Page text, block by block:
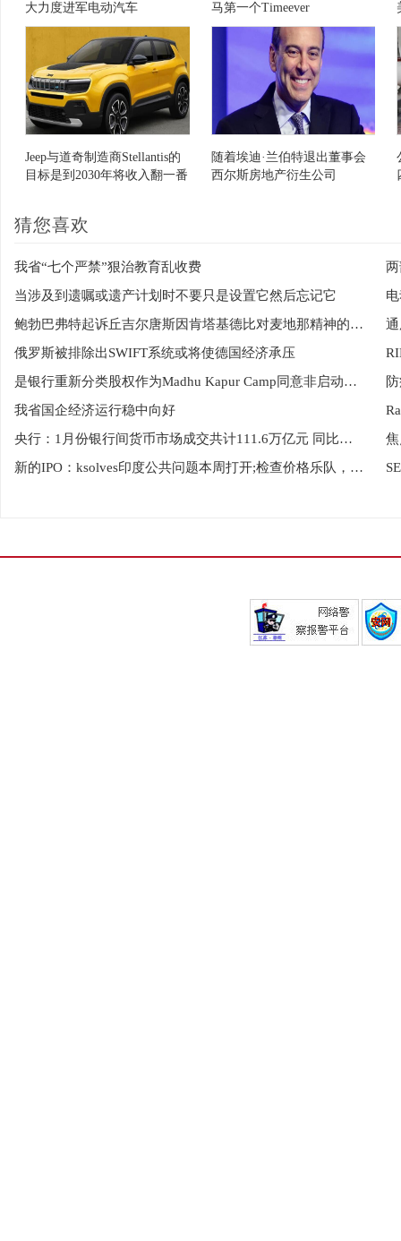
大力度进军电动汽车 马第一个Timeever
Jeep与道奇制造商Stellantis的
目标是到2030年将收入翻一番
随着埃迪·兰伯特退出董事会
西尔斯房地产衍生公司
猜您喜欢
我省“七个严禁”狠治教育乱收费
当涉及到遗嘱或遗产计划时不要只是设置它然后忘记它
鲍勃巴弗特起诉丘吉尔唐斯因肯塔基德比对麦地那精神的药物测试失败而被停职
俄罗斯被排除出SWIFT系统或将使德国经济承压
是银行重新分类股权作为Madhu Kapur Camp同意非启动人群
我省国企经济运行稳中向好
央行：1月份银行间货币市场成交共计111.6万亿元 同比增23.0%
新的IPO：ksolves印度公共问题本周打开;检查价格乐队，批号，日期，其他